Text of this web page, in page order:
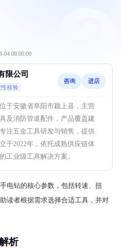
04 08:00:00
限公司
核验
咨询 进店
于安徽省阜阳市颍上县，主营
及消防管道配件，产品覆盖建
注五金工具研发与销售，提供
于2022年，依托成熟供应链体
工业级工具解决方案。
电钻的核心参数，包括转速、扭
读者根据需求选择合适工具，并对
析